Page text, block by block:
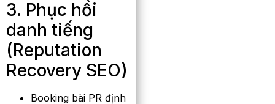
3. Phục hồi
danh tiếng
(Reputation
Recovery SEO)
Booking bài PR định